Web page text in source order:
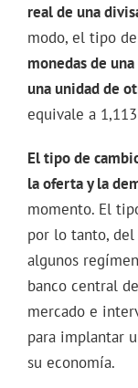
real de una
modo, el tipo
monedas de
una unidad de
equivale a
El tipo de
la oferta y la
momento. El
por lo tanto, del
algunos
banco central
mercado e
para implantar
su economía.